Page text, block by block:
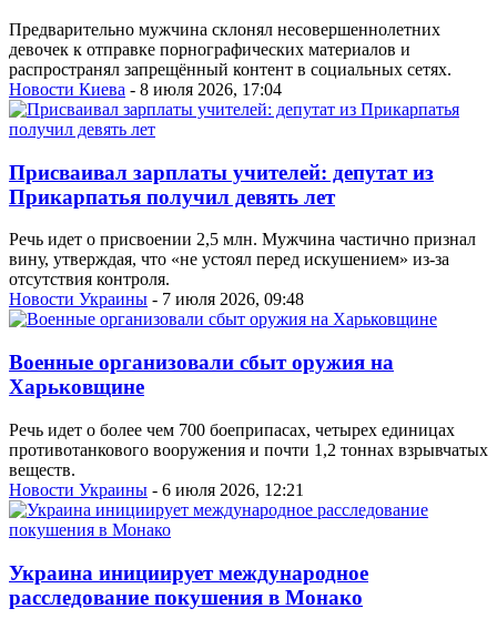
Предварительно мужчина склонял несовершеннолетних
девочек к отправке порнографических материалов и
распространял запрещённый контент в социальных сетях.
Новости Киева - 8 июля 2026, 17:04
Присваивал зарплаты учителей: депутат из
Прикарпатья получил девять лет
Речь идет о присвоении 2,5 млн. Мужчина частично признал
вину, утверждая, что «не устоял перед искушением» из-за
отсутствия контроля.
Новости Украины - 7 июля 2026, 09:48
Военные организовали сбыт оружия на
Харьковщине
Речь идет о более чем 700 боеприпасах, четырех единицах
противотанкового вооружения и почти 1,2 тоннах взрывчатых
веществ.
Новости Украины - 6 июля 2026, 12:21
Украина инициирует международное
расследование покушения в Монако